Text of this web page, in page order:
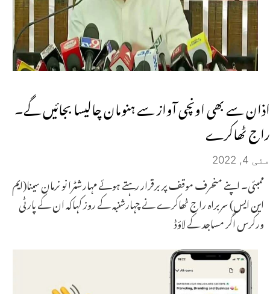
اذان سے بھی اونچی آواز سے ہنومان چالیسا بجائیں گے۔
راج ٹھاکرے
مئی 4, 2022
ممبئی۔ اپنے منحرف موقف پر برقرار رہتے ہوئے مہارشٹرا نو نرمان سینا(ایم
این ایس) سربراہ راج ٹھاکرے نے چہارشنبہ کے روز کہاکہ ان کے پارٹی
ورکرس اگر مساجد کے لاؤڈ